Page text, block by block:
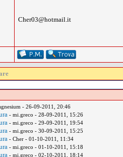
Cher03@hotmail.it
- 26-09-2011, 20:46
- mi.greco - 28-09-2011, 15:26
- mi.greco - 29-09-2011, 19:54
- mi.greco - 30-09-2011, 15:25
- Cher - 01-10-2011, 11:34
- mi.greco - 01-10-2011, 15:18
- mi.greco - 02-10-2011, 18:14